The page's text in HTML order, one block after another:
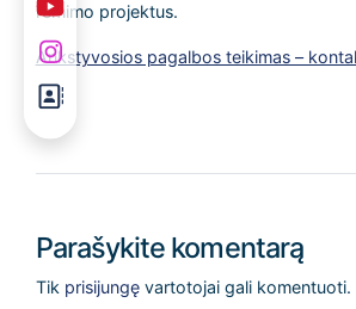
rėmimo projektus.
Ankstyvosios pagalbos teikimas –
Parašykite komentarą
Tik prisijungęvartotojai gali komentuoti.